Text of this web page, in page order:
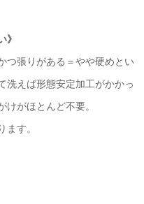
》
つ張りがある＝やや硬めとい
洗えば形態安定加工がかかっ
けがほとんど不要。
ます。